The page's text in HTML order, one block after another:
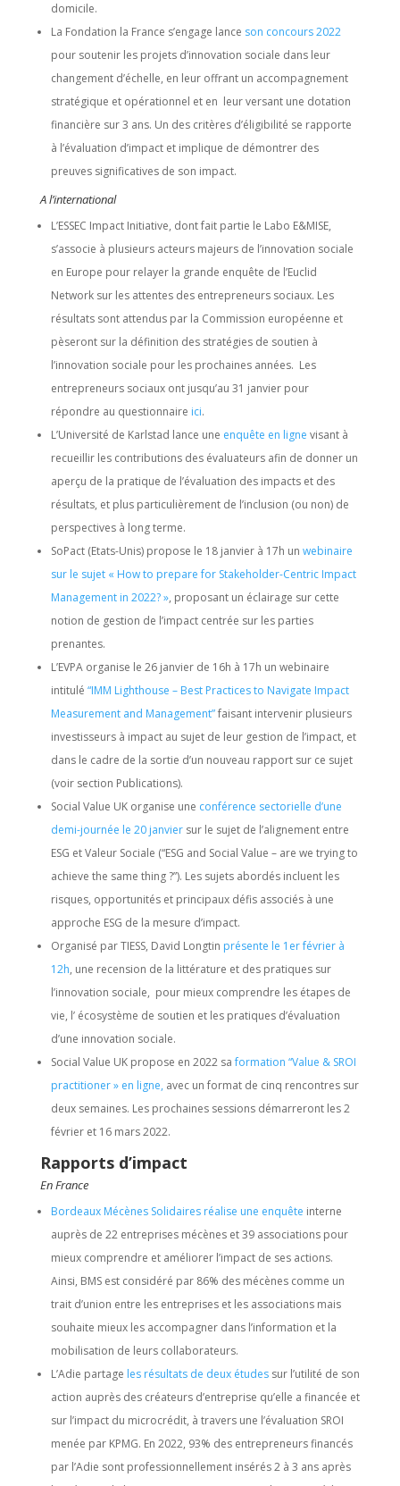
domicile.
La Fondation la France s’engage lance son concours 2022
pour soutenir les projets d’innovation sociale dans leur
changement d’échelle, en leur offrant un accompagnement
stratégique et opérationnel et en leur versant une dotation
financière sur 3 ans. Un des critères d’éligibilité se rapporte
à l’évaluation d’impact et implique de démontrer des
preuves significatives de son impact.
A l’international
L’ESSEC Impact Initiative, dont fait partie le Labo E&MISE,
s’associe à plusieurs acteurs majeurs de l’innovation sociale
en Europe pour relayer la grande enquête de l’Euclid
Network sur les attentes des entrepreneurs sociaux. Les
résultats sont attendus par la Commission européenne et
pèseront sur la définition des stratégies de soutien à
l’innovation sociale pour les prochaines années. Les
entrepreneurs sociaux ont jusqu’au 31 janvier pour
répondre au questionnaire ici.
L’Université de Karlstad lance une enquête en ligne visant à
recueillir les contributions des évaluateurs afin de donner un
aperçu de la pratique de l’évaluation des impacts et des
résultats, et plus particulièrement de l’inclusion (ou non) de
perspectives à long terme.
SoPact (Etats-Unis) propose le 18 janvier à 17h un webinaire
sur le sujet « How to prepare for Stakeholder-Centric Impact
Management in 2022? », proposant un éclairage sur cette
notion de gestion de l’impact centrée sur les parties
prenantes.
L’EVPA organise le 26 janvier de 16h à 17h un webinaire
intitulé “IMM Lighthouse – Best Practices to Navigate Impact
Measurement and Management”faisant intervenir plusieurs
investisseurs à impact au sujet de leur gestion de l’impact, et
dans le cadre de la sortie d’un nouveau rapport sur ce sujet
(voir section Publications).
Social Value UK organise une conférence sectorielle d’une
demi-journée le 20 janvier sur le sujet de l’alignement entre
ESG et Valeur Sociale (“ESG and Social Value – are we trying to
achieve the same thing ?”). Les sujets abordés incluent les
risques, opportunités et principaux défis associés à une
approche ESG de la mesure d’impact.
Organisé par TIESS, David Longtin présente le 1er février à
12h, une recension de la littérature et des pratiques sur
l’innovation sociale, pour mieux comprendre les étapes de
vie, l’ écosystème de soutien et les pratiques d’évaluation
d’une innovation sociale.
Social Value UK propose en 2022 saformation “Value & SROI
practitioner » en ligne, avec un format de cinq rencontres sur
deux semaines. Les prochaines sessions démarreront les 2
février et 16 mars 2022.
Rapports d’impact
En France
Bordeaux Mécènes Solidaires réalise une enquête interne
auprès de 22 entreprises mécènes et 39 associations pour
mieux comprendre et améliorer l’impact de ses actions.
Ainsi, BMS est considéré par 86% des mécènes comme un
trait d’union entre les entreprises et les associations mais
souhaite mieux les accompagner dans l’information et la
mobilisation de leurs collaborateurs.
L’Adie partage les résultats de deux études sur l’utilité de son
action auprès des créateurs d’entreprise qu’elle a financée et
sur l’impact du microcrédit, à travers une l’évaluation SROI
menée par KPMG. En 2022, 93% des entrepreneurs financés
par l’Adie sont professionnellement insérés 2 à 3 ans après